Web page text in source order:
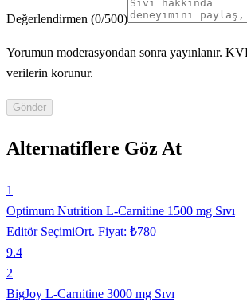
Değerlendirmen (0/500)
Yorumun moderasyondan sonra yayınlanır.
verilerin korunur.
Gönder
Alternatiflere Göz At
1
Optimum Nutrition L-Carnitine 1500 mg Sıvı
Editör SeçimiOrt. Fiyat: ₺780
9.4
2
BigJoy L-Carnitine 3000 mg Sıvı